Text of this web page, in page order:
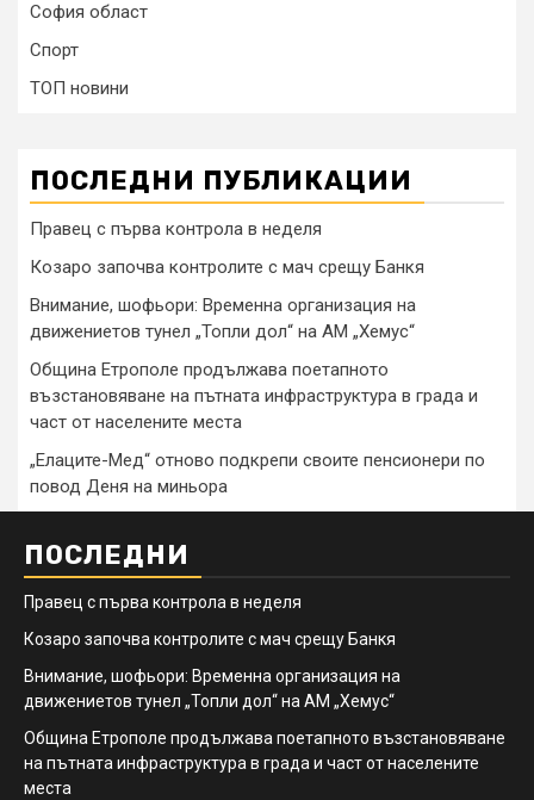
София област
Спорт
ТОП новини
ПОСЛЕДНИ ПУБЛИКАЦИИ
Правец с първа контрола в неделя
Козаро започва контролите с мач срещу Банкя
Внимание, шофьори: Временна организация на
движениетов тунел „Топли дол“ на АМ „Хемус“
Община Етрополе продължава поетапното
възстановяване на пътната инфраструктура в града и
част от населените места
„Елаците-Мед“ отново подкрепи своите пенсионери по
повод Деня на миньора
ПОСЛЕДНИ
Правец с първа контрола в неделя
Козаро започва контролите с мач срещу Банкя
Внимание, шофьори: Временна организация на
движениетов тунел „Топли дол“ на АМ „Хемус“
Община Етрополе продължава поетапното възстановяване
на пътната инфраструктура в града и част от населените
места